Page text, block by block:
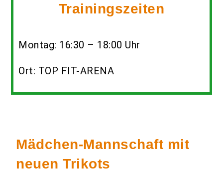
Trainingszeiten
Montag: 16:30 – 18:00 Uhr
Ort: TOP FIT-ARENA
Mädchen-Mannschaft mit
neuen Trikots